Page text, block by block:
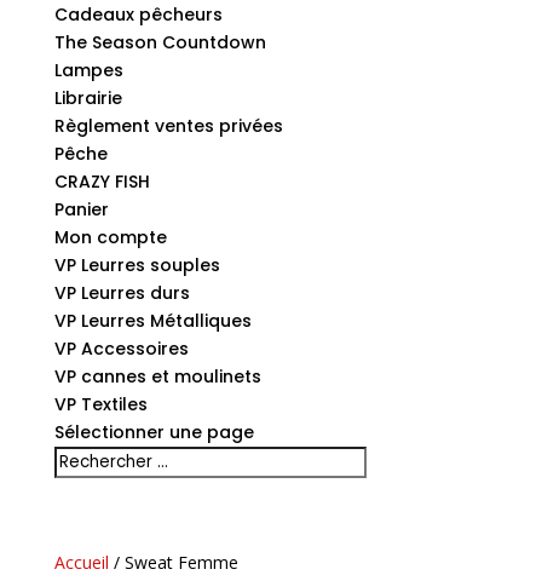
Cadeaux pêcheurs
The Season Countdown
Lampes
Librairie
Règlement ventes privées
Pêche
CRAZY FISH
Panier
Mon compte
VP Leurres souples
VP Leurres durs
VP Leurres Métalliques
VP Accessoires
VP cannes et moulinets
VP Textiles
Sélectionner une page
Accueil / Sweat Femme